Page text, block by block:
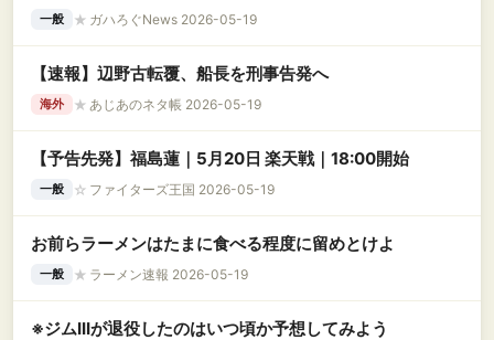
一般 ★ ガハろぐNews 2026-05-19
【速報】辺野古転覆、船長を刑事告発へ
海外 ★ あじあのネタ帳 2026-05-19
【予告先発】福島蓮｜5月20日 楽天戦｜18:00開始
一般 ☆ ファイターズ王国 2026-05-19
お前らラーメンはたまに食べる程度に留めとけよ
一般 ★ ラーメン速報 2026-05-19
※ジムIIIが退役したのはいつ頃か予想してみよう